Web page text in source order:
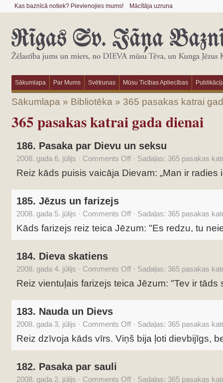
Kas baznīcā notiek? Pievienojies mums! Mācītāja uzruna
Sākumlapa Par Mums Svētrunas Mūsu Ticības Apliecības
Sākumlapa » Bibliotēka » 365 pasakas katrai
365 pasakas katrai gada dienai
186. Pasaka par Dievu un seksu
2008. gada 6. jūlijs · Comments Off · Sadaļas: 365 pasakas
Reiz kāds puisis vaicāja Dievam: „Man ir radies
185. Jēzus un farizejs
2008. gada 5. jūlijs · Comments Off · Sadaļas: 365 pasakas
Kāds farizejs reiz teica Jēzum: "Es redzu, tu
184. Dieva skatiens
2008. gada 4. jūlijs · Comments Off · Sadaļas: 365 pasakas
Reiz vientuļais farizejs teica Jēzum: "Tev ir tāds
183. Nauda un Dievs
2008. gada 3. jūlijs · Comments Off · Sadaļas: 365 pasakas
Reiz dzīvoja kāds vīrs. Viņš bija ļoti dievbijīgs,
182. Pasaka par sauli
2008. gada 2. jūlijs · Comments Off · Sadaļas: 365 pasakas